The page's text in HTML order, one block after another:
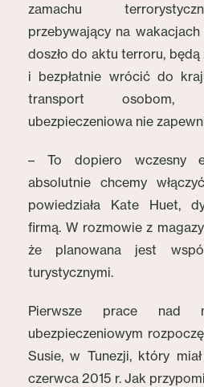
zamachu
przebywający na
doszło do aktu terroru,
i bezpłatnie wrócić do
transport osobom,
ubezpieczeniowa nie
– To dopiero wczesny
absolutnie chcemy
powiedziała Kate Huet,
firmą. W rozmowie z
że planowana jest
turystycznymi.
Pierwsze prace nad
ubezpieczeniowym
Susie, w Tunezji, który
czerwca 2015 r. Jak